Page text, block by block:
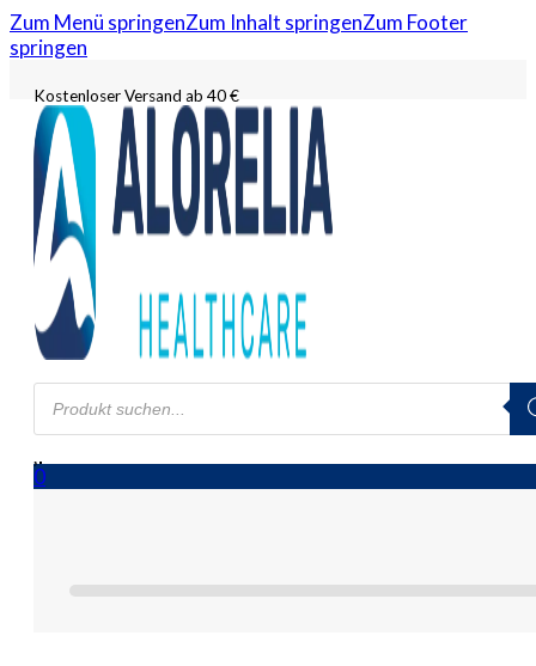
Zum Menü springenZum Inhalt springenZum Footer
springen
Kostenloser Versand ab 40 €
Products
search
0